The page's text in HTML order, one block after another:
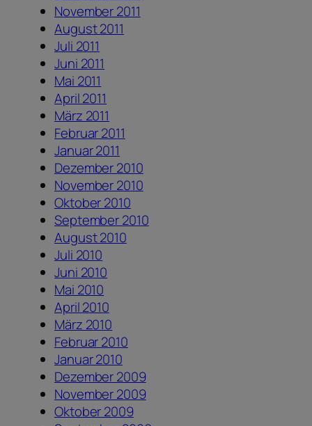
November 2011
August 2011
Juli 2011
Juni 2011
Mai 2011
April 2011
März 2011
Februar 2011
Januar 2011
Dezember 2010
November 2010
Oktober 2010
September 2010
August 2010
Juli 2010
Juni 2010
Mai 2010
April 2010
März 2010
Februar 2010
Januar 2010
Dezember 2009
November 2009
Oktober 2009